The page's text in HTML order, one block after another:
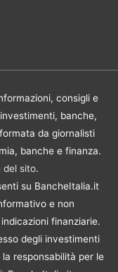
consigli e
banche,
da giornalisti
banche e finanza.
del sito.
su BancheItalia.it
e non
finanziarie.
degli investimenti
responsabilità per le